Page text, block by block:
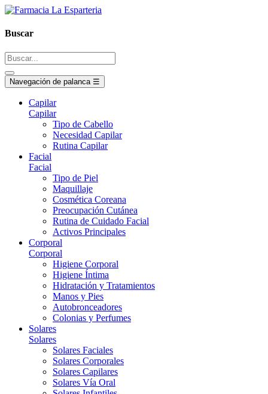
Buscar
Navegación de palanca ☰
Capilar
Capilar
Tipo de Cabello
Necesidad Capilar
Rutina Capilar
Facial
Facial
Tipo de Piel
Maquillaje
Cosmética Coreana
Preocupación Cutánea
Rutina de Cuidado Facial
Activos Principales
Corporal
Corporal
Higiene Corporal
Higiene Íntima
Hidratación y Tratamientos
Manos y Pies
Autobronceadores
Colonias y Perfumes
Solares
Solares
Solares Faciales
Solares Corporales
Solares Capilares
Solares Vía Oral